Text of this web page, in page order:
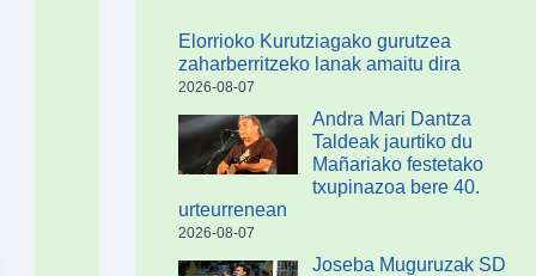
Elorrioko Kurutziagako gurutzea
zaharberritzeko lanak amaitu dira
2026-08-07
Andra Mari Dantza
Taldeak jaurtiko du
Mañariako festetako
txupinazoa bere 40.
urteurrenean
2026-08-07
Joseba Muguruzak SD